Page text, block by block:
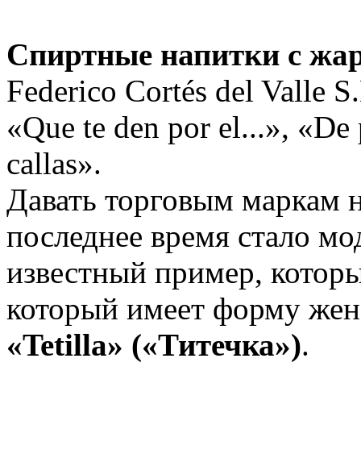
Спиртные напитки с
Federico Cortés del Valle
«Que te den por el...»,
callas».
Давать торговым маркам
последнее время стало
известный пример,
который имеет форму
«Tetilla» («Титечка»).